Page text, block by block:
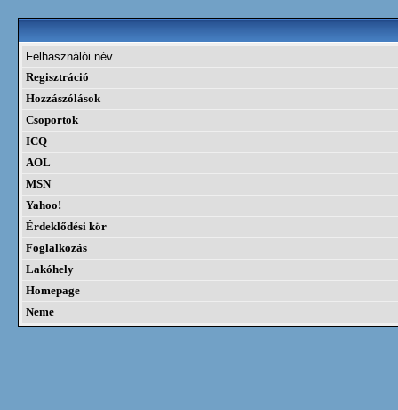
Felhasználói név
Regisztráció
Hozzászólások
Csoportok
ICQ
AOL
MSN
Yahoo!
Érdeklődési kör
Foglalkozás
Lakóhely
Homepage
Neme